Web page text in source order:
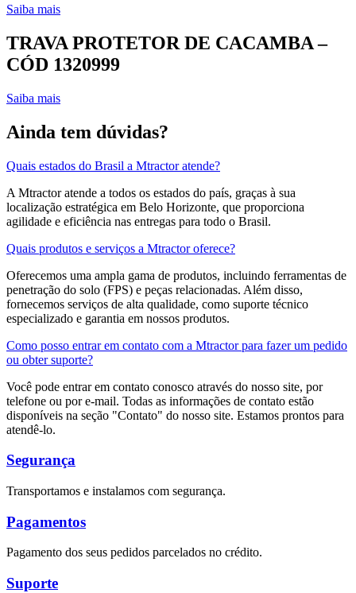
Saiba mais
TRAVA PROTETOR DE CACAMBA –
CÓD 1320999
Saiba mais
Ainda tem dúvidas?
Quais estados do Brasil a Mtractor atende?
A Mtractor atende a todos os estados do país, graças à sua
localização estratégica em Belo Horizonte, que proporciona
agilidade e eficiência nas entregas para todo o Brasil.
Quais produtos e serviços a Mtractor oferece?
Oferecemos uma ampla gama de produtos, incluindo ferramentas de
penetração do solo (FPS) e peças relacionadas. Além disso,
fornecemos serviços de alta qualidade, como suporte técnico
especializado e garantia em nossos produtos.
Como posso entrar em contato com a Mtractor para fazer um pedido
ou obter suporte?
Você pode entrar em contato conosco através do nosso site, por
telefone ou por e-mail. Todas as informações de contato estão
disponíveis na seção "Contato" do nosso site. Estamos prontos para
atendê-lo.
Segurança
Transportamos e instalamos com segurança.
Pagamentos
Pagamento dos seus pedidos parcelados no crédito.
Suporte